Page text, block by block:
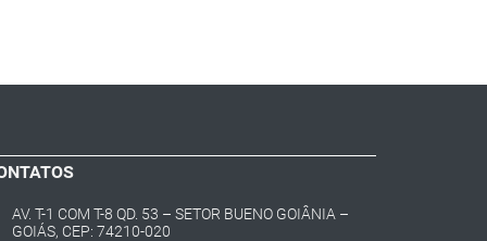
AV. T-1 COM T-8 QD. 53 – SETOR BUENO GOIÂNIA –
GOIÁS, CEP: 74210-020